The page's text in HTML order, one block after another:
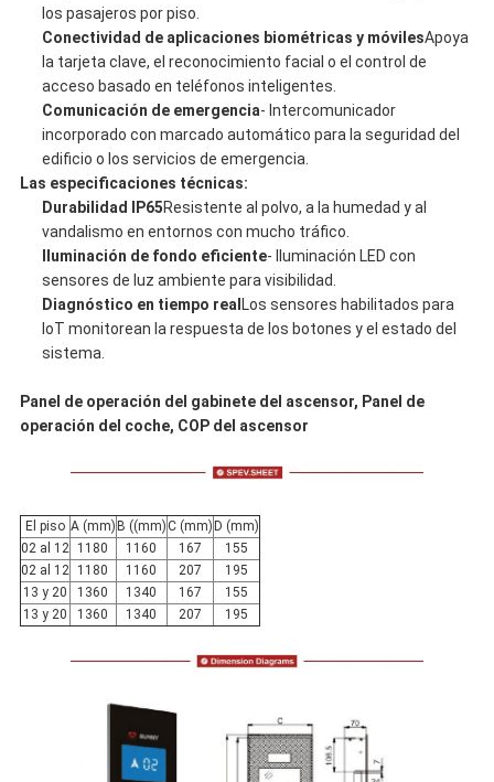
los pasajeros por piso.
Conectividad de aplicaciones biométricas y móvilesApoya
la tarjeta clave, el reconocimiento facial o el control de
acceso basado en teléfonos inteligentes.
Comunicación de emergencia- Intercomunicador
incorporado con marcado automático para la seguridad del
edificio o los servicios de emergencia.
Las especificaciones técnicas:
Durabilidad IP65Resistente al polvo, a la humedad y al
vandalismo en entornos con mucho tráfico.
Iluminación de fondo eficiente- Iluminación LED con
sensores de luz ambiente para visibilidad.
Diagnóstico en tiempo real Los sensores habilitados para
IoT monitorean la respuesta de los botones y el estado del
sistema.
Panel de operación del gabinete del ascensor, Panel de
operación del coche, COP del ascensor
El piso A (mm) B ((mm)C (mm) D (mm)
02 al 12 1180 1160 167
155
02 al 12 1180 1160 207
195
13 y 20
1360 1340 167
155
13 y 20
1360 1340 207 195